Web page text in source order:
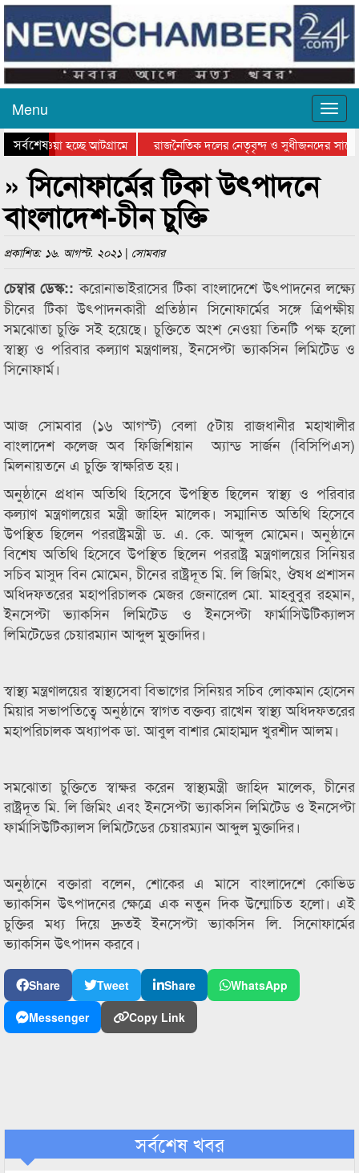
Menu
সর্বশেষ
যাওয়া হচ্ছে আটগ্রামে
রাজনৈতিক দলের নেতৃবৃন্দ ও সুধীজনদের সাথে
পুরস্কার বিতরণ সম্পন্ন
সিলেটে বাংলাদেশ গ্রুপ থিয়েটার
» সিনোফার্মের টিকা উৎপাদনে
বাংলাদেশ-চীন চুক্তি
প্রকাশিত: ১৬. আগস্ট. ২০২১ | সোমবার
চেম্বার ডেস্ক::করোনাভাইরাসের টিকা বাংলাদেশে উৎপাদনের লক্ষ্যে
চীনের টিকা উৎপাদনকারী প্রতিষ্ঠান সিনোফার্মের সঙ্গে ত্রিপক্ষীয়
সমঝোতা চুক্তি সই হয়েছে। চুক্তিতে অংশ নেওয়া তিনটি পক্ষ হলো
স্বাস্থ্য ও পরিবার কল্যাণ মন্ত্রণালয়, ইনসেপ্টা ভ্যাকসিন লিমিটেড ও
সিনোফার্ম।
আজ সোমবার (১৬ আগস্ট) বেলা ৫টায় রাজধানীর মহাখালীর
বাংলাদেশ কলেজ অব ফিজিশিয়ান অ্যান্ড সার্জন (বিসিপিএস)
মিলনায়তনে এ চুক্তি স্বাক্ষরিত হয়।
অনুষ্ঠানে প্রধান অতিথি হিসেবে উপস্থিত ছিলেন স্বাস্থ্য ও পরিবার
কল্যাণ মন্ত্রণালয়ের মন্ত্রী জাহিদ মালেক। সম্মানিত অতিথি হিসেবে
উপস্থিত ছিলেন পররাষ্ট্রমন্ত্রী ড. এ. কে. আব্দুল মােমেন। অনুষ্ঠানে
বিশেষ অতিথি হিসেবে উপস্থিত ছিলেন পররাষ্ট্র মন্ত্রণালয়ের সিনিয়র
সচিব মাসুদ বিন মােমেন, চীনের রাষ্ট্রদূত মি. লি জিমিং, ঔষধ প্রশাসন
অধিদফতরের মহাপরিচালক মেজর জেনারেল মাে. মাহবুবুর রহমান,
ইনসেপ্টা ভ্যাকসিন লিমিটেড ও ইনসেপ্টা ফার্মাসিউটিক্যালস
লিমিটেডের চেয়ারম্যান আব্দুল মুক্তাদির।
স্বাস্থ্য মন্ত্রণালয়ের স্বাস্থ্যসেবা বিভাগের সিনিয়র সচিব লােকমান হােসেন
মিয়ার সভাপতিত্বে অনুষ্ঠানে স্বাগত বক্তব্য রাখেন স্বাস্থ্য অধিদফতরের
মহাপরিচালক অধ্যাপক ডা. আবুল বাশার মােহাম্মদ খুরশীদ আলম।
সমঝােতা চুক্তিতে স্বাক্ষর করেন স্বাস্থ্যমন্ত্রী জাহিদ মালেক, চীনের
রাষ্ট্রদূত মি. লি জিমিং এবং ইনসেপ্টা ভ্যাকসিন লিমিটেড ও ইনসেপ্টা
ফার্মাসিউটিক্যালস লিমিটেডের চেয়ারম্যান আব্দুল মুক্তাদির।
অনুষ্ঠানে বক্তারা বলেন, শােকের এ মাসে বাংলাদেশে কোভিড
ভ্যাকসিন উৎপাদনের ক্ষেত্রে এক নতুন দিক উন্মোচিত হলাে। এই
চুক্তির মধ্য দিয়ে দ্রুতই ইনসেপ্টা ভ্যাকসিন লি. সিনোফার্মের
ভ্যাকসিন উৎপাদন করবে।
Share Tweet Share
WhatsApp
Messenger
Copy Link
সর্বশেষ খবর